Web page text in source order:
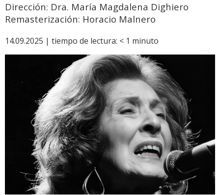
Dirección: Dra. María Magdalena Dighiero
Remasterización: Horacio Malnero
14.09.2025 | tiempo de lectura: < 1 minuto